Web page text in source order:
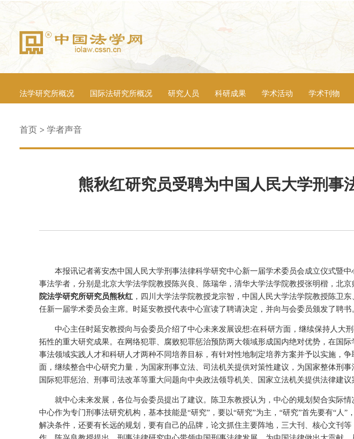
法学研究所概况 国际法研究所概况 研究人员 科研成果 学术活动 学术刊物
首页 > 学者声音
熊秋红研究员受聘为中国人民大学刑事
本报讯记者蒋安杰中国人民大学刑事法律科学研究中心新一届学术委员会成立仪式暨
事法学者，分别是北京大学法学院教授陈兴良、陈瑞华，清华大学法学院教授张明楷，北
院法学研究所研究员熊秋红 ，四川大学法学院教授龙宗智，中国人民大学法学院教授陈卫
任新一届学术委员会主席。时延安教授代表中心宣读了聘请决定，并向与会委员颁发了聘书
中心主任时延安教授向与会委员介绍了中心未来发展设想:在科研方面，继续保持人大
拓性的重大研究成果。在网络犯罪、腐败犯罪惩治预防两大领域形成国内绝对优势，在国
事法领域实践人才和科研人才两种不同培养目标，有针对性地制定培养方案并予以实施，
面，继续整合中心研究力量，为国家刑事立法、司法机关提供对策性建议，为国家整体刑
国际犯罪惩治、刑事司法改革等重大问题向中央政法领导机关、国家立法机关提供法律建议
就中心未来发展，各位与会委员提出了建议。陈卫东教授认为，中心的规划契合实际
中心作为专门刑事法研究机构，基本技能是“研究”，要以“研究”为主，“研究”首先要有“
解决条件，还要有长远的规划，要有自己的品牌，论文抓住主要阵地，三大刊、核心文刊